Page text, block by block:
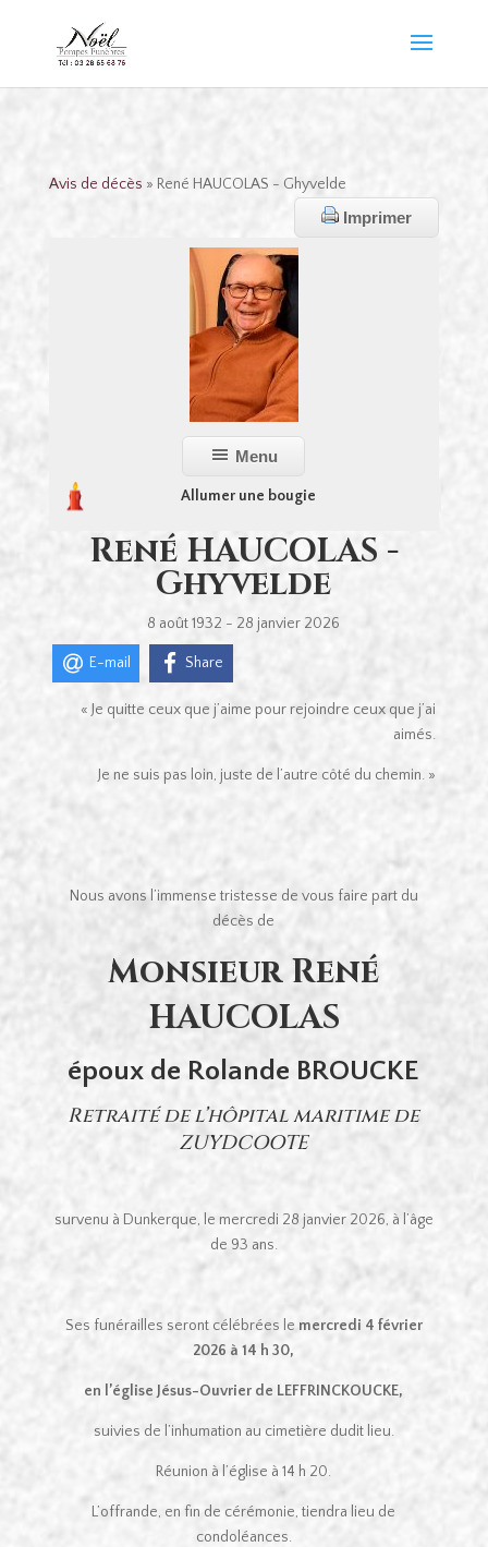
Avis de décès » René HAUCOLAS - Ghyvelde
Imprimer
Menu
Allumer une bougie
René HAUCOLAS -
Ghyvelde
8 août 1932 - 28 janvier 2026
E-mail Share
« Je quitte ceux que j’aime pour rejoindre ceux que j’ai
aimés.
Je ne suis pas loin, juste de l’autre côté du chemin. »
Nous avons l’immense tristesse de vous faire part du
décès de
Monsieur René
HAUCOLAS
époux de Rolande BROUCKE
Retraité de l’hôpital maritime de
ZUYDCOOTE
survenu à Dunkerque, le mercredi 28 janvier 2026, à l’âge
de 93 ans.
Ses funérailles seront célébrées le mercredi 4 février
2026 à 14 h 30,
en l’église Jésus-Ouvrier de LEFFRINCKOUCKE,
suivies de l’inhumation au cimetière dudit lieu.
Réunion à l’église à 14 h 20.
L’offrande, en fin de cérémonie, tiendra lieu de
condoléances.